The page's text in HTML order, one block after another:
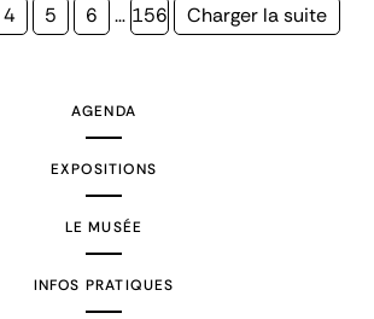
Page
4 Page
5 Page
6 … Page
156
Page
Charger la suite
AGENDA
EXPOSITIONS
LE MUSÉE
INFOS PRATIQUES